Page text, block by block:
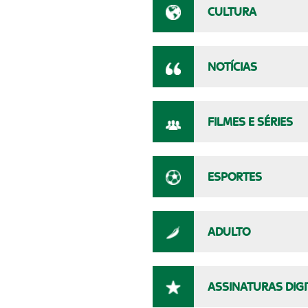
CULTURA
NOTÍCIAS
FILMES E SÉRIES
ESPORTES
ADULTO
ASSINATURAS